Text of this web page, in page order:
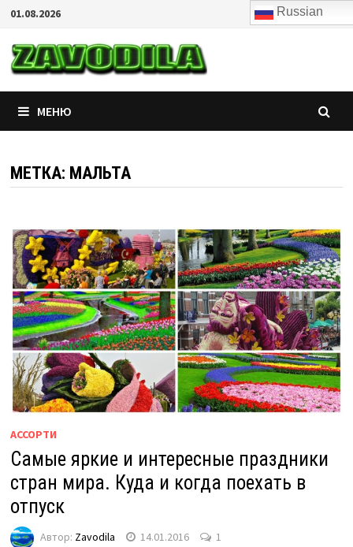
Перейти
содержимому
01.08.2026
вечеринок
МЕНЮ
МЕТКА: МАЛЬТА
АССОРТИ
Самые яркие и интересные праздники
стран мира. Куда и когда поехать в
отпуск
Автор: Zavodila 14.01.2016 1
Russian